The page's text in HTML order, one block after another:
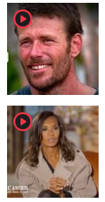
player2
player2